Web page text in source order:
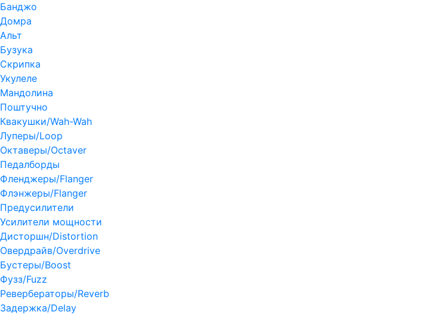
Банджо
Домра
Альт
Бузука
Скрипка
Укулеле
Мандолина
Поштучно
Квакушки/Wah-Wah
Луперы/Loop
Октаверы/Octaver
Педалборды
Фленджеры/Flanger
Флэнжеры/Flanger
Предусилители
Усилители мощности
Дисторшн/Distortion
Овердрайв/Overdrive
Бустеры/Boost
Фузз/Fuzz
Ревербераторы/Reverb
Задержка/Delay